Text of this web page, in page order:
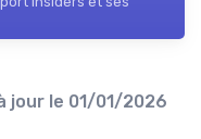
jour le 01/01/2026